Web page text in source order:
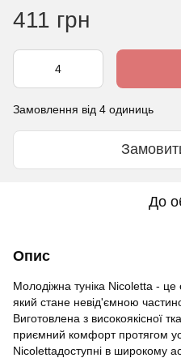
411 грн
Замовлення від 4 одиниць
До
Опис
Молодіжна туніка Nicoletta -
який стане невід'ємною
Виготовлена з високоякісної
приємний комфорт протягом
Nicolettaдоступні в широкому